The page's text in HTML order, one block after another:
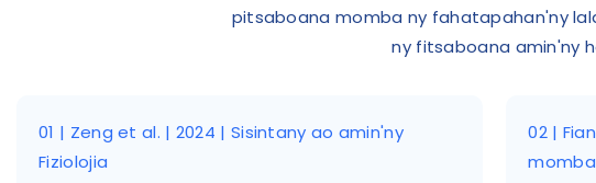
pitsaboana momba ny fahatapahan'ny
ny fitsaboana amin'ny
01 | Zeng et al. | 2024 | Sisintany ao amin'ny
Fiziolojia
02 |